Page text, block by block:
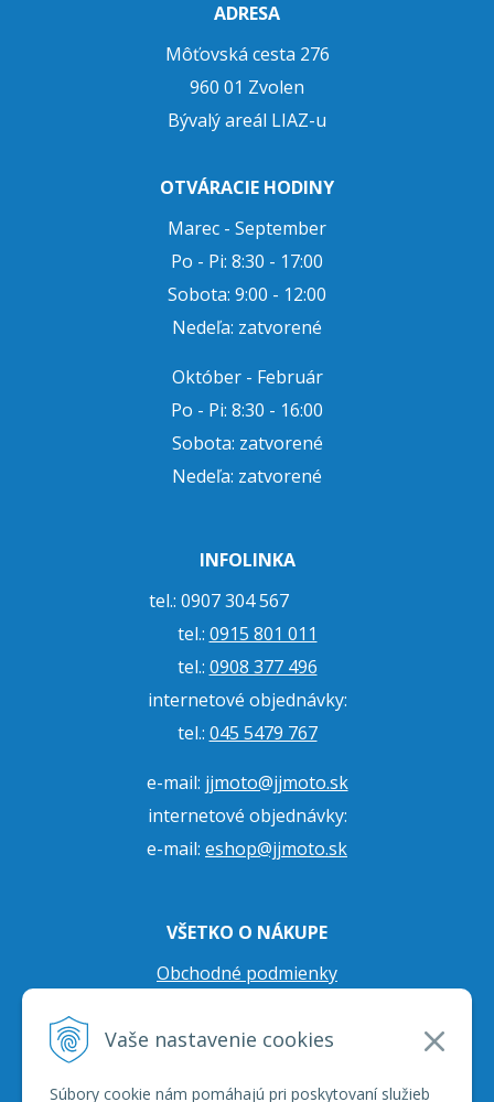
Vaše nastavenie cookies
Súbory cookie nám pomáhajú pri poskytovaní služieb
ADRESA
Môťovská cesta 276
960 01 Zvolen
Bývalý areál LIAZ-u
OTVÁRACIE HODINY
Marec - September
Po - Pi: 8:30 - 17:00
Sobota: 9:00 - 12:00
Nedeľa: zatvorené
Október - Február
Po - Pi: 8:30 - 16:00
Sobota: zatvorené
Nedeľa: zatvorené
INFOLINKA
tel.: 0907 304 567
tel.: 0915 801 011
tel.: 0908 377 496
internetové objednávky:
tel.: 045 5479 767
e-mail: jjmoto@jjmoto.sk
internetové objednávky:
e-mail: eshop@jjmoto.sk
VŠETKO O NÁKUPE
Obchodné podmienky
Prepravné podmienky